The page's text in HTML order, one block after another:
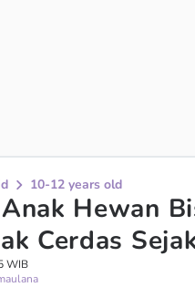
10-12 years old
Hewan
Cerdas
WIB